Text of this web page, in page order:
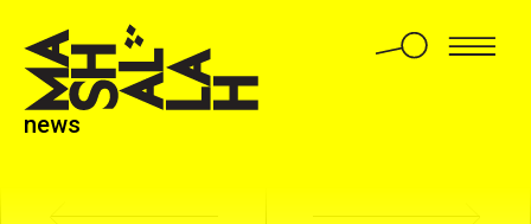
news
An Egyptian tower of alternative
education